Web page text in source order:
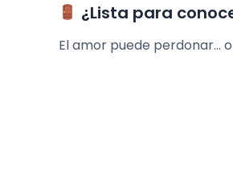
¿Lista para
El amor puede perdonar…